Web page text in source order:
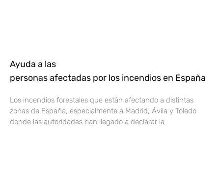
Ayuda a las
personas afectadas por los incendios en España
Los incendios forestales que están afectando a distintas
zonas de España, especialmente a Madrid, Ávila y Toledo
donde las autoridades han llegado a declarar la